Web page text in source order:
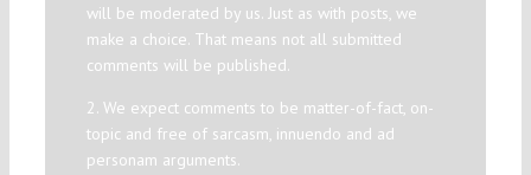
will be moderated by us. Just as with posts, we
make a choice. That means not all submitted
comments will be published.
2. We expect comments to be matter-of-fact, on-
topic and free of sarcasm, innuendo and ad
personam arguments.